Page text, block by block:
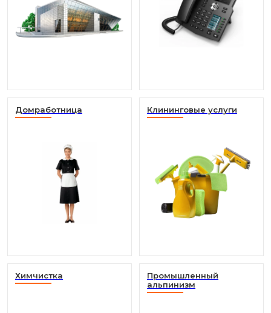
Домработница Клининговые услуги
Химчистка
Промышленный
альпинизм